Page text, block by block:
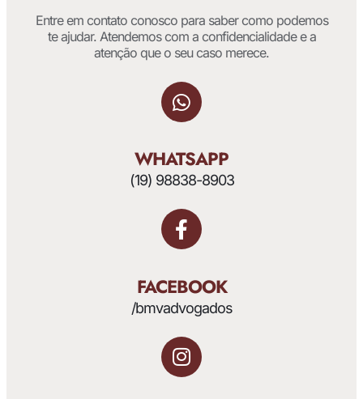
Entre em contato conosco para saber como podemos
te ajudar. Atendemos com a confidencialidade e a
atenção que o seu caso merece.
WHATSAPP
(19) 98838-8903
FACEBOOK
/bmvadvogados